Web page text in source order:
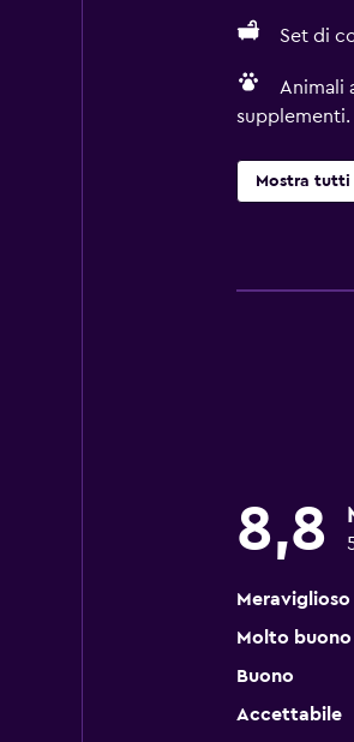
Set di
Animali
supplementi.
Mostra tutti
8,8
Meraviglioso
Molto buono
Buono
Accettabile